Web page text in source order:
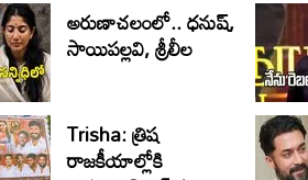
అరుణాచలంలో.. ధనుష్,
సాయిపల్లవి, శ్రీలీల
Trisha: త్రిష
రాజకీయాల్లోకి